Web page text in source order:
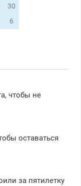
30
6
чтобы не
оставаться
за пятилетку